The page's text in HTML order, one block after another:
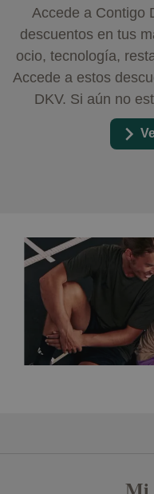
Accede a Contigo
descuentos en tus
ocio, tecnología,
Accede a estos
DKV. Si aún no